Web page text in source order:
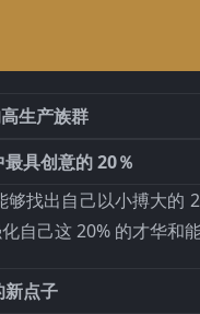
生产族群
具创意的 20％
找出自己以小搏大的
自己这 20% 的才华和能
新点子